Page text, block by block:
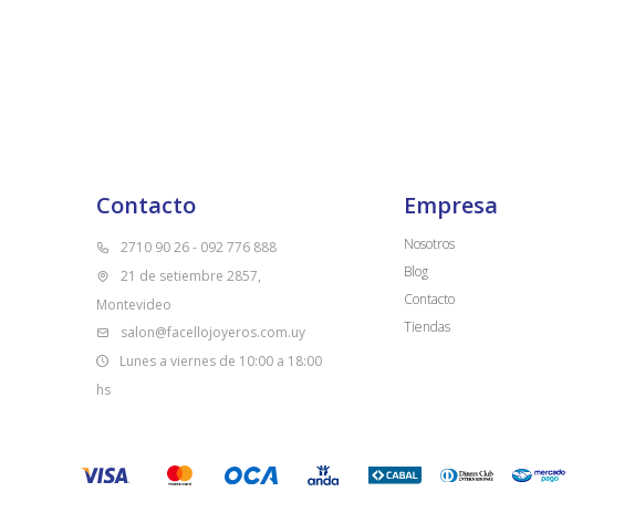
Contacto
2710 90 26 - 092 776 888
21 de setiembre 2857,
Montevideo
salon@facellojoyeros.com.uy
Lunes a viernes de 10:00 a 18:00
hs
Empresa
Nosotros
Blog
Contacto
Tiendas